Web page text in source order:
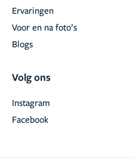
Ervaringen
Voor en na foto’s
Blogs
Volg ons
Facebook
Instagram